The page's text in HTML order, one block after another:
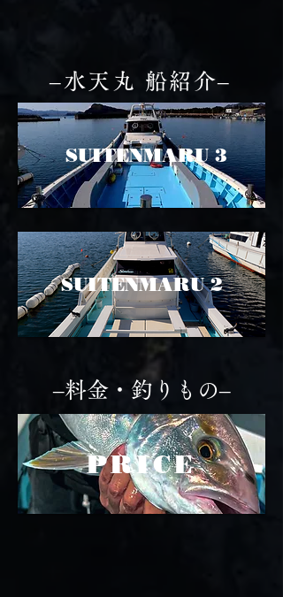
​–水天丸 船紹介–
​SUITENMARU 3
​SUITENMARU 2
–料金・釣りもの–
​PRICE